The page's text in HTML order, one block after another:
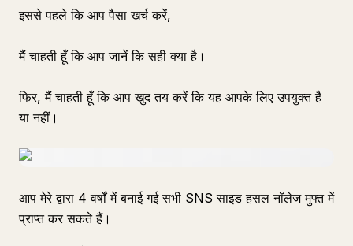
इससे पहले कि आप पैसा खर्च करें,
मैं चाहती हूँ कि आप जानें कि सही क्या है।
फिर, मैं चाहती हूँ कि आप खुद तय करें कि यह आपके लिए उपयुक्त है
या नहीं।
आप मेरे द्वारा 4 वर्षों में बनाई गई सभी SNS साइड हसल नॉलेज मुफ्त में
प्राप्त कर सकते हैं।